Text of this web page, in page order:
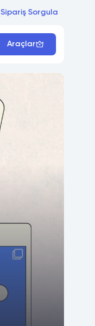
Sipariş Sorgula
Araçlar